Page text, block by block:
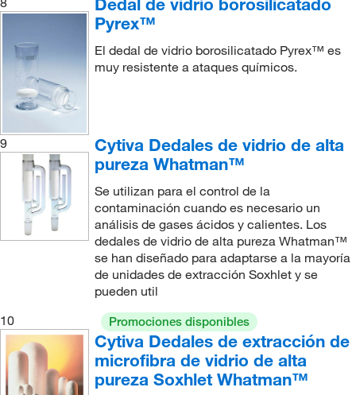
Pyrex™
El dedal de vidrio borosilicatado Pyrex™ es
muy resistente a ataques químicos.
9
Cytiva Dedales de vidrio de alta
pureza Whatman™
Se utilizan para el control de la
contaminación cuando es necesario un
análisis de gases ácidos y calientes. Los
dedales de vidrio de alta pureza Whatman™
se han diseñado para adaptarse a la mayoría
de unidades de extracción Soxhlet y se
pueden util
10
Promociones disponibles
Cytiva Dedales de extracción de
microfibra de vidrio de alta
pureza Soxhlet Whatman™